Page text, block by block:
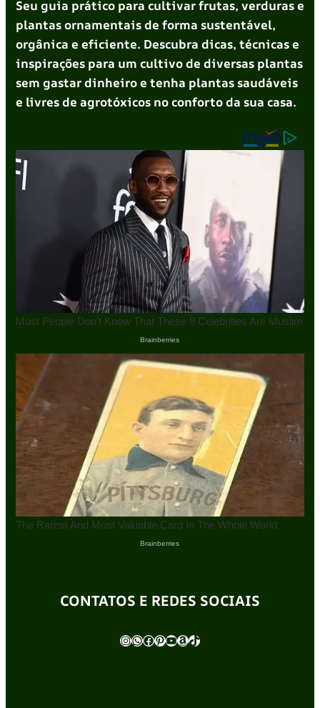
Seu guia prático para cultivar frutas, verduras e
plantas ornamentais de forma sustentável,
orgânica e eficiente. Descubra dicas, técnicas e
inspirações para um cultivo de diversas plantas
sem gastar dinheiro e tenha plantas saudáveis
e livres de agrotóxicos no conforto da sua casa.
CONTATOS E REDES SOCIAIS
InstagramWhatsApp Facebook Pinterest Youtube Amazon TikTok